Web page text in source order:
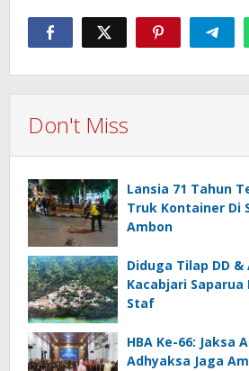
Don't Miss
Lansia 71 Tahun
Truk Kontainer Di
Ambon
Diduga Tilap DD &
Kacabjari Saparua
Staf
HBA Ke-66: Jaksa
Adhyaksa Jaga